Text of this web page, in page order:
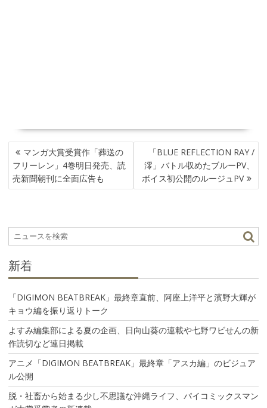
投
稿
ナ
ビ
シ
ョ
マンガ大賞受賞作「葬送の
フリーレン」4巻明日発売、読
売新聞朝刊に全面広告も
「BLUE REFLECTION RAY /
澪」バトル収めたブルーPV、
ボイス初公開のルージュPV
新着
「DIGIMON BEATBREAK」最終章直前、阿座上洋平と濱野大輝が
キョウ編を振り返りトーク
よすみ編集部による夏の企画、日向山葵の連載や七野ワビせんの新
作読切など連日掲載
アニメ「DIGIMON BEATBREAK」最終章「アスカ編」のビジュア
ル公開
脱・社畜から始まる少し不思議な沖縄ライフ、パイコミックスマン